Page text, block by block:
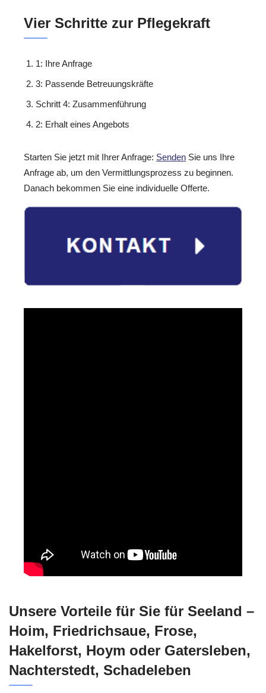
Vier Schritte zur Pflegekraft
1: Ihre Anfrage
3: Passende Betreuungskräfte
Schritt 4: Zusammenführung
2: Erhalt eines Angebots
Starten Sie jetzt mit Ihrer Anfrage: Senden Sie uns Ihre
Anfrage ab, um den Vermittlungsprozess zu beginnen.
Danach bekommen Sie eine individuelle Offerte.
Unsere Vorteile für Sie für Seeland –
Hoim, Friedrichsaue, Frose,
Hakelforst, Hoym oder Gatersleben,
Nachterstedt, Schadeleben